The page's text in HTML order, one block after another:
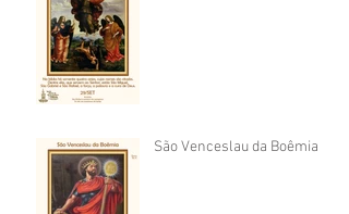
São Venceslau da Boêmia